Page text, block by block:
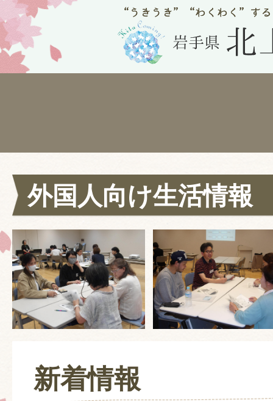
外国人向け生活情報
新着情報